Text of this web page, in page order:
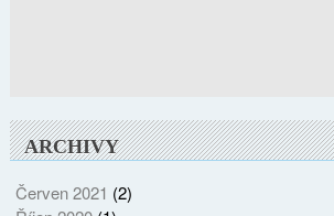
ARCHIVY
Červen 2021 (2)